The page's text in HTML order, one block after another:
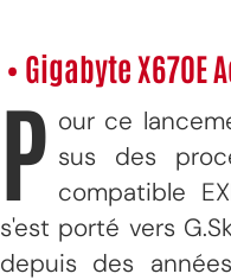
• Gigabyte X670E
P our ce
sus des
compatible
s'est porté vers
depuis des